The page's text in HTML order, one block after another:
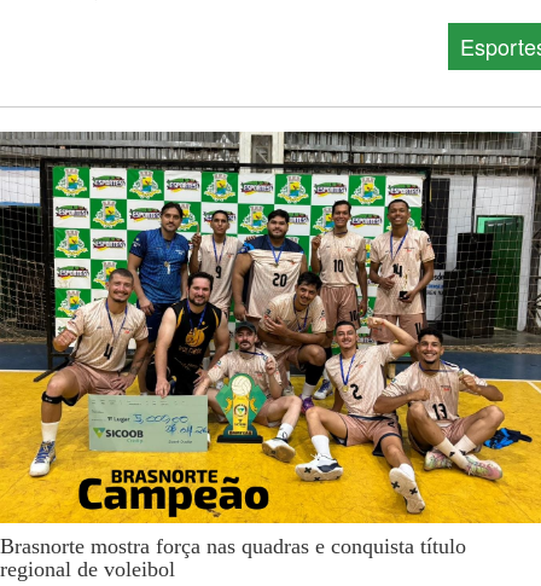
Brasnorte mostra força nas quadras e conquista título
regional de voleibol